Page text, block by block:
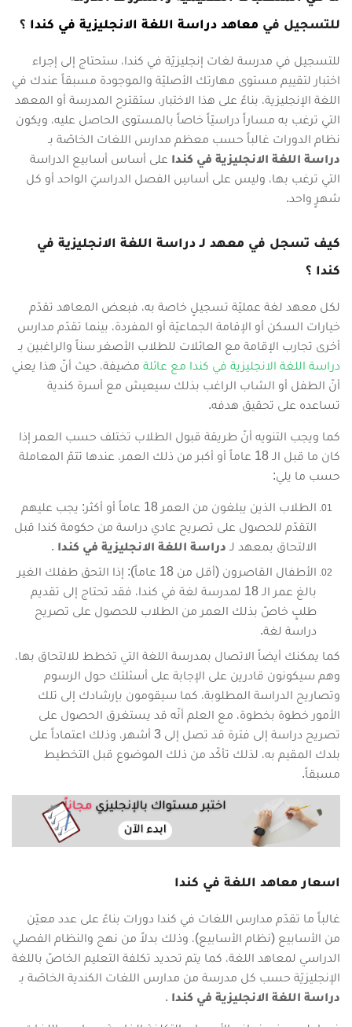
للتسجيل في معاهد دراسة اللغة الانجليزية في كندا ؟
للتسجيل في مدرسة لغات إنجليزيّة في كندا، ستحتاج إلى إجراء
اختبار لتقييم مستوى مهارتك الأصليّة والموجودة مسبقاً عندك في
اللغة الإنجليزية، بناءً على هذا الاختبار، ستقترح المدرسة أو المعهد
التي ترغب به مساراً دراسيّاً خاصاً بالمستوى الحاصل عليه، ويكون
نظام الدورات غالباً حسب معظم مدارس اللغات الخاصّة بـ
دراسة اللغة الانجليزية في كندا على أساس أسابيع الدراسة
التي ترغب بها، وليس على أساسِ الفصل الدراسيَ الواحد أو كل
شهرٍ واحد.
كيف تسجل في معهد لـ دراسة اللغة الانجليزية في
كندا ؟
لكل معهد لغة عمليّة تسجيلٍ خاصة به، فبعض المعاهد تقدّم
خيارات السكن أو الإقامة الجماعيّة أو المفردة، بينما تقدّم مدارس
أخرى تجارب الإقامة مع العائلات للطلاب الأصغر سناً والراغبين بـ
دراسة اللغة الانجليزية في كندا مع عائلة مضيفة، حيث أنّ هذا يعني
أنّ الطفل أو الشاب الراغب بذلك سيعيش مع أسرة كندية
تساعده على تحقيق هدفه.
كما ويجب التنويه أنّ طريقة قبول الطلاب تختلف حسب العمر إذا
كان ما قبل الـ 18 عاماً أو أكبر من ذلك العمر، عندها تتمّ المعاملة
حسب ما يلي:
الطلاب الذين يبلغون من العمر 18 عاماً أو أكثر: يجب عليهم
التقدّم للحصول على تصريح عادي دراسة من حكومة كندا قبل
الالتحاق بمعهد لـ دراسة اللغة الانجليزية في كندا .
الأطفال القاصرون (أقل من 18 عاماً): إذا التحق طفلك الغير
بالغ عمر الـ 18 لمدرسة لغة في كندا، فقد تحتاج إلى تقديم
طلبٍ خاصّ بذلك العمر من الطلاب للحصول على تصريح
دراسة لغة.
كما يمكنك أيضاً الاتصال بمدرسة اللغة التي تخطط للالتحاق بها،
وهم سيكونون قادرين على الإجابة على أسئلتك حول الرسوم
وتصاريح الدراسة المطلوبة، كما سيقومون بإرشادك إلى تلك
الأمور خطوة بخطوة، مع العلم أنّه قد يستغرق الحصول على
تصريح دراسة إلى فترة قد تصل إلى 3 أشهر، وذلك اعتماداً على
بلدك المقيم به، لذلك تأكّد من ذلك الموضوع قبل التخطيط
مسبقاً.
اسعار معاهد اللغة في كندا
غالباً ما تقدّم مدارس اللغات في كندا دورات بناءً على عدد معيّن
من الأسابيع (نظام الأسابيع)، وذلك بدلاً من نهج والنظام الفصلي
الدراسي لمعاهد اللغة، كما يتم تحديد تكلفة التعليم الخاصّ باللغة
الإنجليزيّة حسب كل مدرسة من مدارس اللغات الكندية الخاصّة بـ
دراسة اللغة الانجليزية في كندا .